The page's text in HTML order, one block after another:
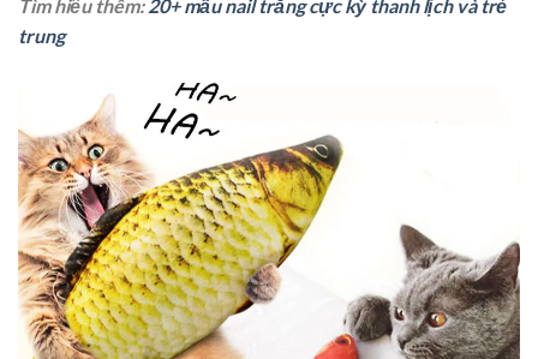
Tìm hiểu thêm:20+ mẫu nail trắng cực kỳ thanh lịch và trẻ
trung